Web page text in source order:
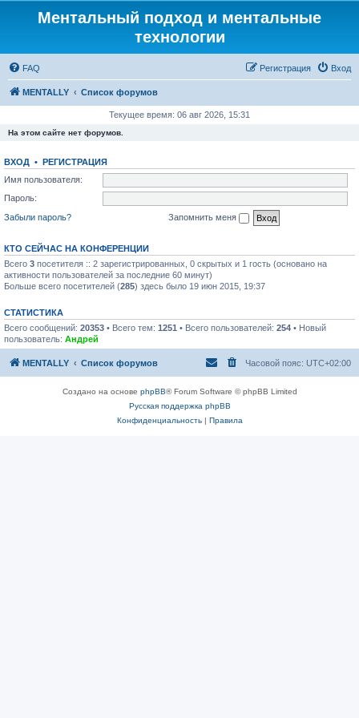
Ментальный подход и ментальные
технологии
FAQ Вход
Регистрация
MENTALLY Список форумов
Текущее время: 06 авг 2026, 15:31
На этом сайте нет форумов.
ВХОД • РЕГИСТРАЦИЯ
Имя пользователя:
Пароль:
Забыли пароль?
Запомнить меня
КТО СЕЙЧАС НА КОНФЕРЕНЦИИ
Всего 3 посетителя :: 2 зарегистрированных, 0 скрытых и 1 гость (основано на
активности пользователей за последние 60 минут)
Больше всего посетителей (285) здесь было 19 июн 2015, 19:37
СТАТИСТИКА
Всего сообщений: 20353 • Всего тем: 1251 • Всего пользователей: 254 • Новый
пользователь: Андрей
MENTALLY Список форумов Часовой пояс: UTC+02:00
Создано на основе phpBB® Forum Software © phpBB Limited
Русская поддержка phpBB
Конфиденциальность| Правила